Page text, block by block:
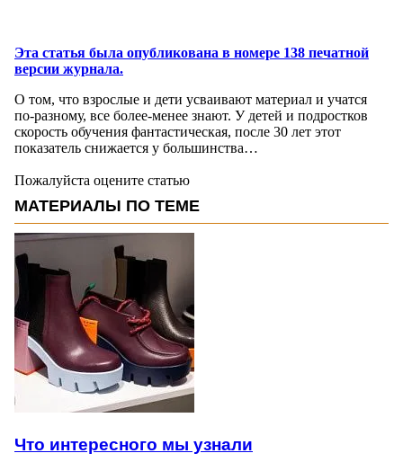
Эта статья была опубликована в номере 138 печатной
версии журнала.
О том, что взрослые и дети усваивают материал и учатся
по-разному, все более-менее знают. У детей и подростков
скорость обучения фантастическая, после 30 лет этот
показатель снижается у большинства…
Пожалуйста оцените статью
МАТЕРИАЛЫ ПО ТЕМЕ
Что интересного мы узнали